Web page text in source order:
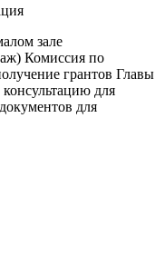
зале
Комиссия по
грантов Главы
для
для